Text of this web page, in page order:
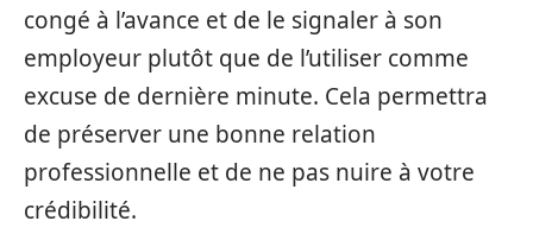
congé à l’avance et de le signaler à son
employeur plutôt que de l’utiliser comme
excuse de dernière minute. Cela permettra
de préserver une bonne relation
professionnelle et de ne pas nuire à votre
crédibilité.